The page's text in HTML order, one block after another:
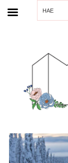
SEARCH